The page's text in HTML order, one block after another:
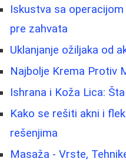
Iskustva sa
pre zahvata
Uklanjanje ožiljaka od
Najbolje Krema Protiv
Ishrana i Koža Lica:
Kako se rešiti akni i
rešenjima
Masaža - Vrste,